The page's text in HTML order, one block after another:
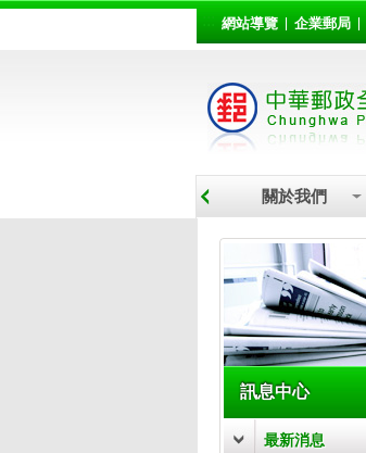
網站導覽 企業郵局
關於我們
訊息中心
最新消息